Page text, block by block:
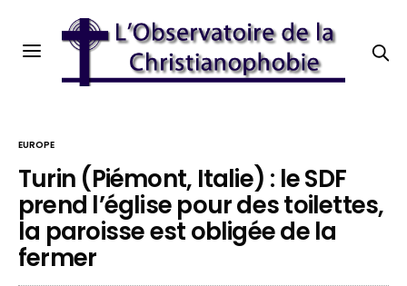
EUROPE
Turin (Piémont, Italie) : le SDF
prend l’église pour des toilettes,
la paroisse est obligée de la
fermer